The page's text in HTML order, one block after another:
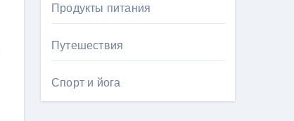
Продукты питания
Путешествия
Спорт и йога